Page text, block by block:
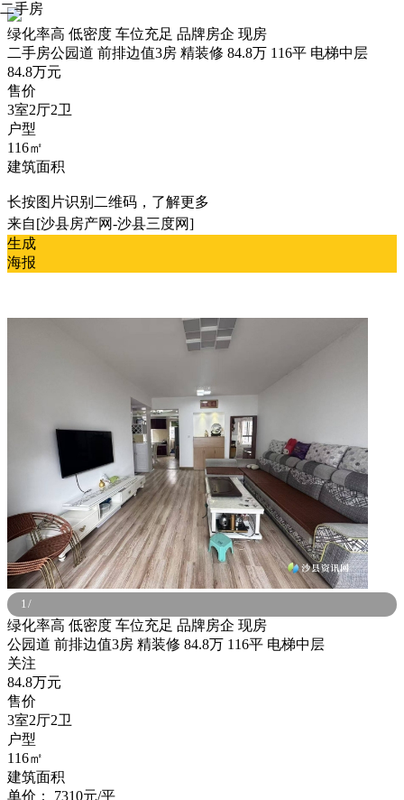
绿化率高 低密度 车位充足 品牌房企 现房
二手房公园道 前排边值3房 精装修 84.8万 116平 电梯中层
84.8万元
售价
3室2厅2卫
户型
116㎡
建筑面积
长按图片识别二维码，了解更多
来自[沙县房产网-沙县三度网]
生成
海报
二手房
1/
绿化率高 低密度 车位充足 品牌房企 现房
公园道 前排边值3房 精装修 84.8万 116平 电梯中层
关注
84.8万元
售价
3室2厅2卫
户型
116㎡
建筑面积
单价：
7310元/平